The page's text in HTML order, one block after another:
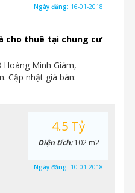
cho thuê tại chung cư
Minh Giám,
Cập nhật giá bán:
Ngày đăng: 16-01-2018
4.5 Tỷ
Diện tích:102 m2
Ngày đăng: 10-01-2018